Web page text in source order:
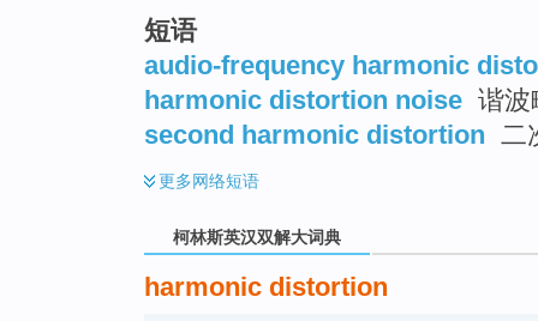
短语
audio-frequency harmonic
harmonic distortion noise 谐波
second harmonic distortion 二
更多网络短语
柯林斯英汉双解大词典
harmonic distortion